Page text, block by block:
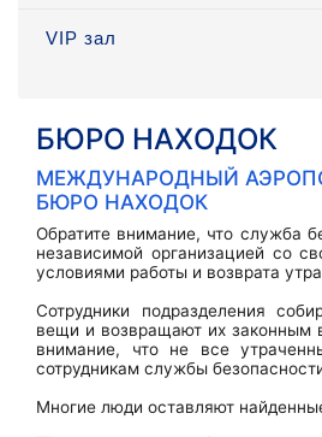
VIP зал
БЮРО НАХОДОК
МЕЖДУНАРОДНЫЙ
БЮРО НАХОДОК
Обратите внимание, что служба
независимой организацией со
условиями работы и возврата
Сотрудники подразделения
вещи и возвращают их законным
внимание, что не все
сотрудникам службы
Многие люди оставляют